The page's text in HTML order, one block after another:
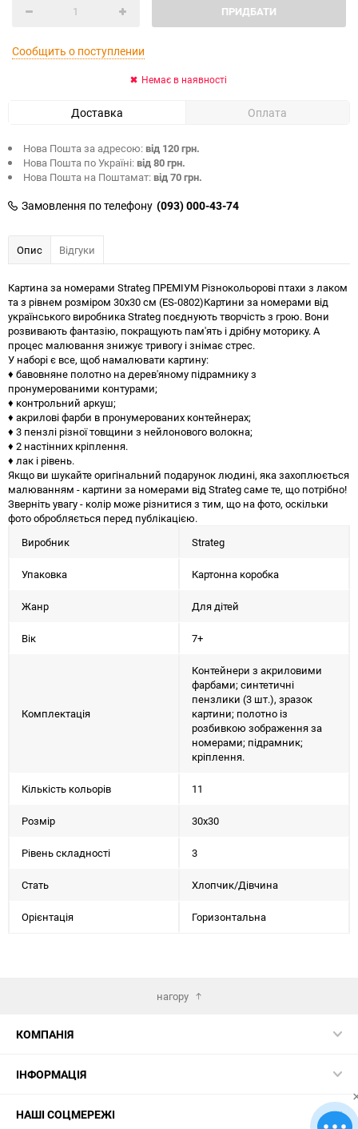
ПРИДБАТИ
Сообщить о поступлении
Немає в наявності
Доставка Оплата
Нова Пошта за адресою:від 120 грн.
Нова Пошта по Україні:від 80 грн.
Нова Пошта на Поштамат:від 70 грн.
Замовлення по телефону (093) 000-43-74
Опис Відгуки
Картина за номерами Strateg ПРЕМІУМ Різнокольорові птахи з лаком
та з рівнем розміром 30х30 см (ES-0802)Картини за номерами від
українського виробника Strateg поєднують творчість з грою. Вони
розвивають фантазію, покращують пам'ять і дрібну моторику. А
процес малювання знижує тривогу і знімає стрес.
У наборі є все, щоб намалювати картину:
♦ бавовняне полотно на дерев'яному підрамнику з
пронумерованими контурами;
♦ контрольний аркуш;
♦ акрилові фарби в пронумерованих контейнерах;
♦ 3 пензлі різної товщини з нейлонового волокна;
♦ 2 настінних кріплення.
♦ лак і рівень.
Якщо ви шукайте оригінальний подарунок людині, яка захоплюється
малюванням - картини за номерами від Strateg саме те, що потрібно!
Зверніть увагу - колір може різнитися з тим, що на фото, оскільки
фото обробляється перед публікацією.
Виробник
Strateg
Упаковка Картонна коробка
Жанр Для дітей
Вік 7+
Комплектація
Контейнери з акриловими
фарбами; синтетичні
пензлики (3 шт.), зразок
картини; полотно із
розбивкою зображення за
номерами; підрамник;
кріплення.
Кількість кольорів 11
Розмір 30х30
Рівень складності 3
Стать Хлопчик/Дiвчина
Орієнтація Горизонтальна
нагору
КОМПАНІЯ
ІНФОРМАЦІЯ
НАШІ СОЦМЕРЕЖІ